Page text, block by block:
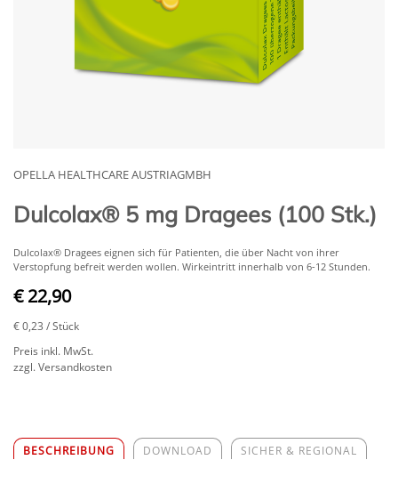
OPELLA HEALTHCARE AUSTRIAGMBH
Dulcolax® 5 mg Dragees (100 Stk.)
Dulcolax® Dragees eignen sich für Patienten, die über Nacht von ihrer
Verstopfung befreit werden wollen. Wirkeintritt innerhalb von 6-12 Stunden.
€ 22,90
€ 0,23 / Stück
Preis inkl. MwSt.
zzgl. Versandkosten
BESCHREIBUNG DOWNLOAD SICHER & REGIONAL